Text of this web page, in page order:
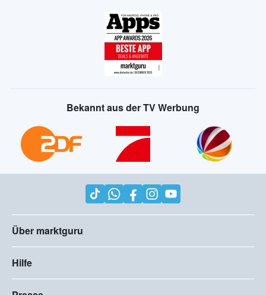
Bekannt aus der TV Werbung
Über marktguru
Hilfe